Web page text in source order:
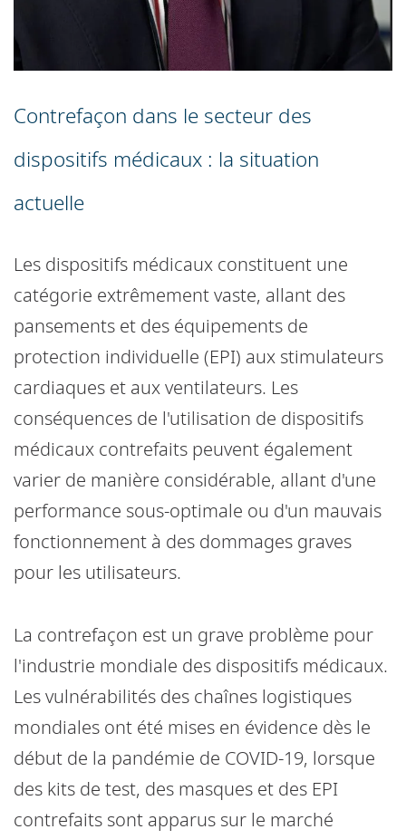
Contrefaçon dans le secteur des
dispositifs médicaux : la situation
actuelle
Les dispositifs médicaux constituent une
catégorie extrêmement vaste, allant des
pansements et des équipements de
protection individuelle (EPI) aux stimulateurs
cardiaques et aux ventilateurs. Les
conséquences de l'utilisation de dispositifs
médicaux contrefaits peuvent également
varier de manière considérable, allant d'une
performance sous-optimale ou d'un mauvais
fonctionnement à des dommages graves
pour les utilisateurs.
La contrefaçon est un grave problème pour
l'industrie mondiale des dispositifs médicaux.
Les vulnérabilités des chaînes logistiques
mondiales ont été mises en évidence dès le
début de la pandémie de COVID-19, lorsque
des kits de test, des masques et des EPI
contrefaits sont apparus sur le marché